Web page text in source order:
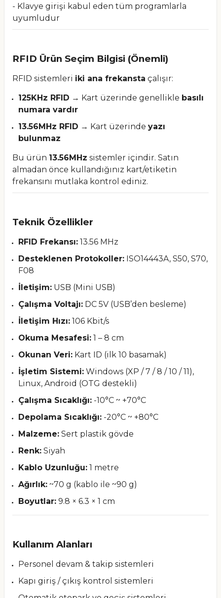
- Klavye girişi kabul eden tüm programlarla
uyumludur
RFID Ürün Seçim Bilgisi (Önemli)
RFID sistemleri iki ana frekansta çalışır:
125KHz RFID → Kart üzerinde genellikle basılı
numara vardır
13.56MHz RFID → Kart üzerinde yazı
bulunmaz
Bu ürün 13.56MHz sistemler içindir. Satın
almadan önce kullandığınız kart/etiketin
frekansını mutlaka kontrol ediniz.
Teknik Özellikler
RFID Frekansı: 13.56 MHz
Desteklenen Protokoller: ISO14443A, S50, S70,
F08
İletişim: USB (Mini USB)
Çalışma Voltajı: DC 5V (USB’den besleme)
İletişim Hızı: 106 Kbit/s
Okuma Mesafesi: 1 – 8 cm
Okunan Veri: Kart ID (ilk 10 basamak)
İşletim Sistemi: Windows (XP / 7 / 8 / 10 / 11),
Linux, Android (OTG destekli)
Çalışma Sıcaklığı: -10°C ~ +70°C
Depolama Sıcaklığı: -20°C ~ +80°C
Malzeme: Sert plastik gövde
Renk: Siyah
Kablo Uzunluğu: 1 metre
Ağırlık: ~70 g (kablo ile ~90 g)
Boyutlar: 9.8 × 6.3 × 1 cm
Kullanım Alanları
Personel devam & takip sistemleri
Kapı giriş / çıkış kontrol sistemleri